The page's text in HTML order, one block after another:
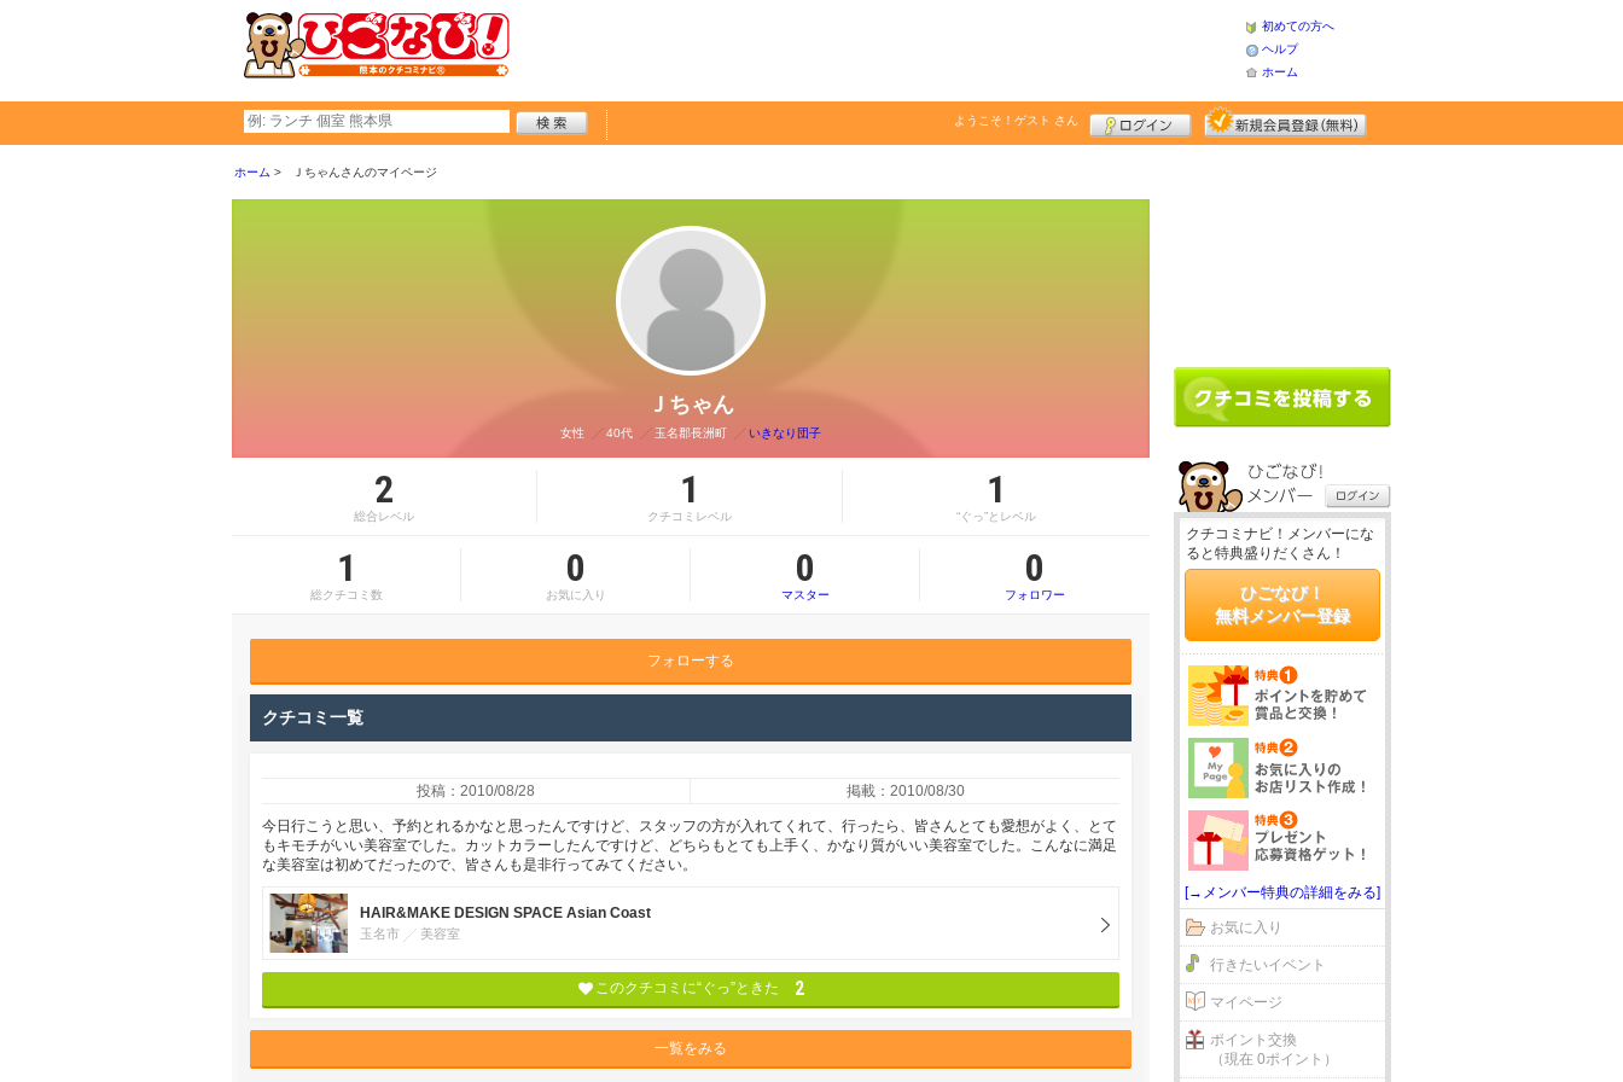
初めての方へ
ヘルプ
ホーム
ようこそ！ ゲスト さん
ホーム Ｊちゃんさんのマイページ
Ｊちゃん
女性 40代 玉名郡長洲町 いきなり団子
2
総合レベル
1
クチコミレベル
1
“ぐっ”とレベル
1
総クチコミ数
0
お気に入り
0
マスター
0
フォロワー
フォローする
クチコミ一覧
投稿：2010/08/28 掲載：2010/08/30
今日行こうと思い、予約とれるかなと思ったんですけど、スタッフの方が入れてくれて、行ったら、皆さんとても愛想がよく、とて
もキモチがいい美容室でした。カットカラーしたんですけど、どちらもとても上手く、かなり質がいい美容室でした。こんなに満足
な美容室は初めてだったので、皆さんも是非行ってみてください。
HAIR&MAKE DESIGN SPACE Asian Coast
玉名市 美容室
このクチコミに“ぐっ”ときた 2
一覧をみる
クチコミナビ！メンバーにな
ると特典盛りだくさん！
ひごなび！
無料メンバー登録
[→メンバー特典の詳細をみる]
お気に入り
行きたいイベント
マイページ
ポイント交換
（現在 0ポイント）